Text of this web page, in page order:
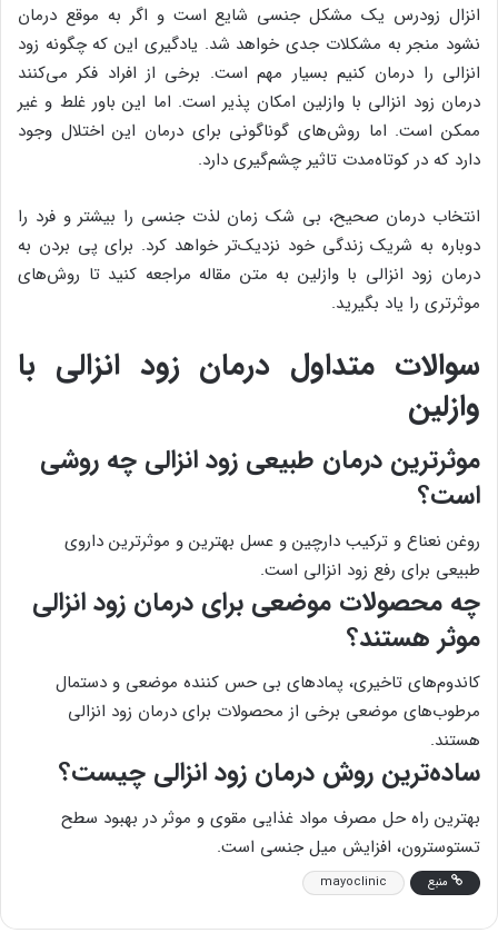
انزال زودرس یک مشکل جنسی شایع است و اگر به موقع درمان
نشود منجر به مشکلات جدی خواهد شد. یادگیری این که چگونه زود
انزالی را درمان کنیم بسیار مهم است. برخی از افراد فکر می‌کنند
درمان زود انزالی با وازلین امکان پذیر است. اما این باور غلط و غیر
ممکن است. اما روش‌های گوناگونی برای درمان این اختلال وجود
دارد که در کوتاه‌مدت تاثیر چشم‌گیری دارد.
انتخاب درمان صحیح، بی شک زمان لذت جنسی را بیشتر و فرد را
دوباره به شریک زندگی خود نزدیک‌تر خواهد کرد. برای پی بردن به
درمان زود انزالی با وازلین به متن مقاله مراجعه کنید تا روش‌های
موثرتری را یاد بگیرید.
سوالات متداول درمان زود انزالی با
وازلین
موثرترین درمان طبیعی زود انزالی چه روشی
است؟
روغن نعناع و ترکیب دارچین و عسل بهترین و موثرترین داروی
طبیعی برای رفع زود انزالی است.
چه محصولات موضعی برای درمان زود انزالی
موثر هستند؟
کاندوم‌های تاخیری، پمادهای بی حس کننده موضعی و دستمال
مرطوب‌های موضعی برخی از محصولات برای درمان زود انزالی
هستند.
ساده‌ترین روش درمان زود انزالی چیست؟
بهترین راه حل مصرف مواد غذایی مقوی و موثر در بهبود سطح
تستوسترون، افزایش میل جنسی است.
منبع mayoclinic